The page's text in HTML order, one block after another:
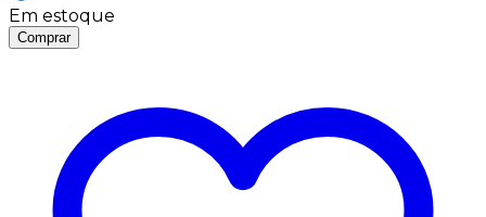
Em estoque
Comprar